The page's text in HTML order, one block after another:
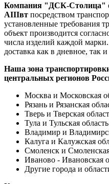
Компания "ДСК-Столица"
АIIIвт посредством
установленные требования
объект производится
числа изделий каждой
доставка как в дневное, так
Наша зона
центральных регионов
Москва и Московская
Рязань и Рязанская
Тверь и Тверская
Тула и Тульская область
Владимир и
Калуга и Калужская
Смоленск и
Иваново - Ивановская
Другие города и